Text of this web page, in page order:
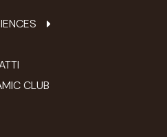
CLUB